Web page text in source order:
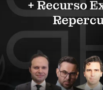
+ Recurso